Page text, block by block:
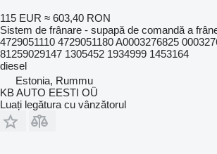
115 EUR ≈ 603,40 RON
Sistem de frânare - supapă de comandă a
4729051110 4729051180 A0003276825
81259029147 1305452 1934999 1453164
diesel
Estonia, Rummu
KB AUTO EESTI OÜ
Luați legătura cu vânzătorul